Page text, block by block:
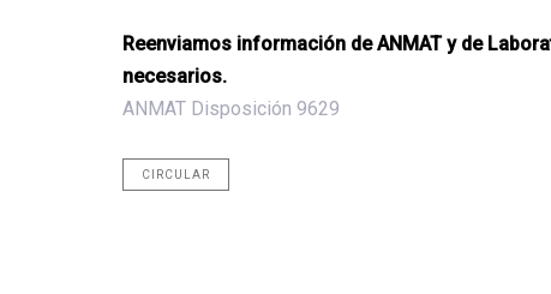
Reenviamos información de ANMAT y de
necesarios.
ANMAT Disposición 9629
CIRCULAR